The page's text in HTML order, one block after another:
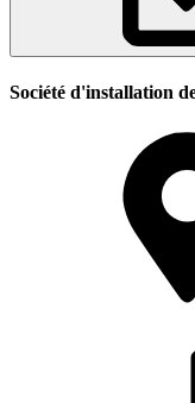
Société d'installation